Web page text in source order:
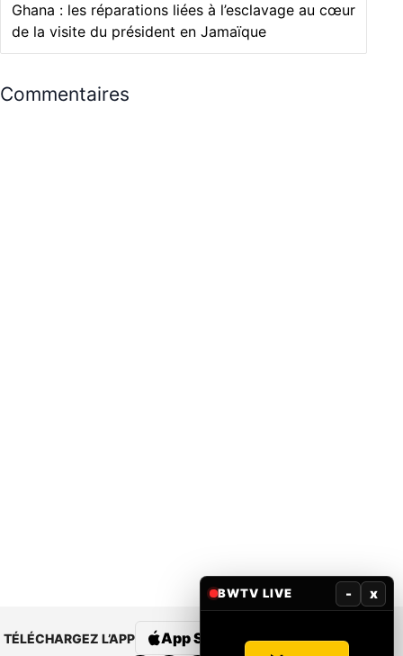
Ghana : les réparations liées à l’esclavage au cœur
de la visite du président en Jamaïque
Commentaires
TÉLÉCHARGEZ L’APP App Store Google Play
BWTV LIVE - x